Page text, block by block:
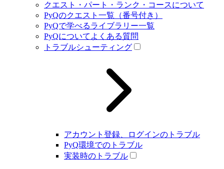
クエスト・パート・ランク・コースについて
PyQのクエスト一覧（番号付き）
PyQで学べるライブラリー一覧
PyQについてよくある質問
トラブルシューティング
アカウント登録、ログインのトラブル
PyQ環境でのトラブル
実装時のトラブル